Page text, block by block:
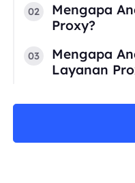
02
Mengapa
Proxy?
03
Mengapa
Layanan